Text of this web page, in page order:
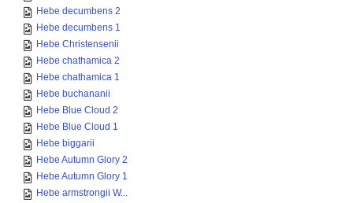
Hebe decumbens 2
Hebe decumbens 1
Hebe Christensenii
Hebe chathamica 2
Hebe chathamica 1
Hebe buchananii
Hebe Blue Cloud 2
Hebe Blue Cloud 1
Hebe biggarii
Hebe Autumn Glory 2
Hebe Autumn Glory 1
Hebe armstrongii W...